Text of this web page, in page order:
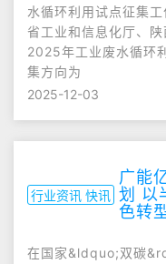
水循环利用试点征集
省工业和信息化厅、
2025年工业废水循环
集方向为
2025-12-03
行业资讯 快讯
广能
划 以
色转
在国家&ldquo;双碳